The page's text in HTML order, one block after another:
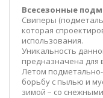
Всесезонные
Свиперы
которая
использования.
Уникальность
предназначена для
Летом
борьбу с пылью и
зимой – со